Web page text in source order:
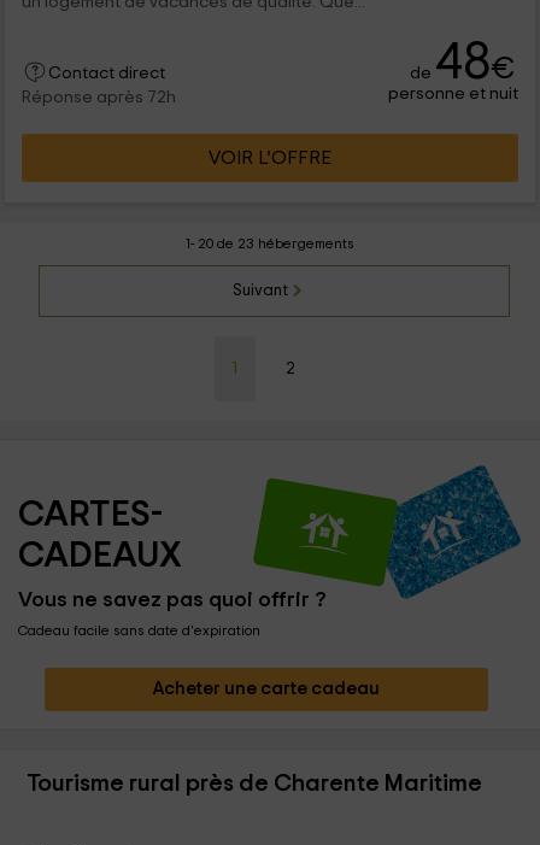
Contact direct
Réponse après 72h
de 48€
personne et nuit
VOIR L’OFFRE
1- 20 de 23 hébergements
Suivant
2
CARTES-
CADEAUX
Vous ne savez pas quoi offrir ?
Cadeau facile sans date d'expiration
Acheter une carte cadeau
Tourisme rural près de Charente Maritime